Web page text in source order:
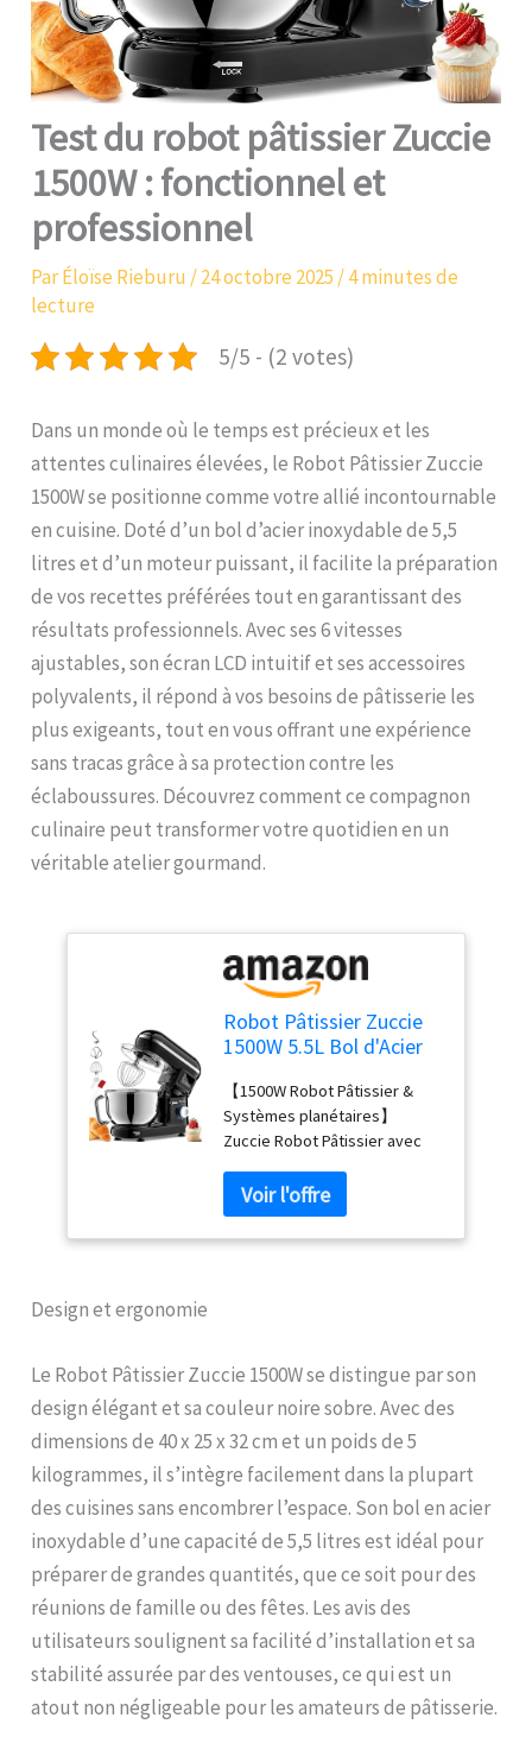
Test du robot pâtissier Zuccie
1500W : fonctionnel et
professionnel
ParÉloïse Rieburu /24 octobre 2025 /4 minutes de
lecture
5/5 - (2 votes)
Dans un monde où le temps est précieux et les
attentes culinaires élevées, le Robot Pâtissier Zuccie
1500W se positionne comme votre allié incontournable
en cuisine. Doté d’un bol d’acier inoxydable de 5,5
litres et d’un moteur puissant, il facilite la préparation
de vos recettes préférées tout en garantissant des
résultats professionnels. Avec ses 6 vitesses
ajustables, son écran LCD intuitif et ses accessoires
polyvalents, il répond à vos besoins de pâtisserie les
plus exigeants, tout en vous offrant une expérience
sans tracas grâce à sa protection contre les
éclaboussures. Découvrez comment ce compagnon
culinaire peut transformer votre quotidien en un
véritable atelier gourmand.
Robot Pâtissier Zuccie
1500W 5.5L Bol d'Acier
Professionnel Robot
patissier,Écran LCD,Avec
Crochet
Pétrisseur,Batteur,Fouet
à Fil,protection contre
les éclaboussures,6
Vitesses
【1500W Robot Pâtissier &
Systèmes planétaires】
Zuccie Robot Pâtissier avec
1500 watts,répond à un large
éventail de recettes et de
besoins culinaires. 360°
vitesses】Robot patissier le
bol en acier inoxydable de 5.5L
peut contenir 1500g de farine
pour 2 à 4 membres de la
famille.6 vitesses de mélange
continu faible à élevé un
mélange sur mesure sans
effort et en profon deur pour
une variété d'aliments.
【Fonction de minuterie de
l'écran LCD】Réglez l'heure
de démarrage de l'appareil, le
compte à rebours est terminé,
des messages sonores
retentissent et le mixage
Design et ergonomie
Le Robot Pâtissier Zuccie 1500W se distingue par son
design élégant et sa couleur noire sobre. Avec des
dimensions de 40 x 25 x 32 cm et un poids de 5
kilogrammes, il s’intègre facilement dans la plupart
des cuisines sans encombrer l’espace. Son bol en acier
inoxydable d’une capacité de 5,5 litres est idéal pour
préparer de grandes quantités, que ce soit pour des
réunions de famille ou des fêtes. Les avis des
utilisateurs soulignent sa facilité d’installation et sa
stabilité assurée par des ventouses, ce qui est un
atout non négligeable pour les amateurs de pâtisserie.